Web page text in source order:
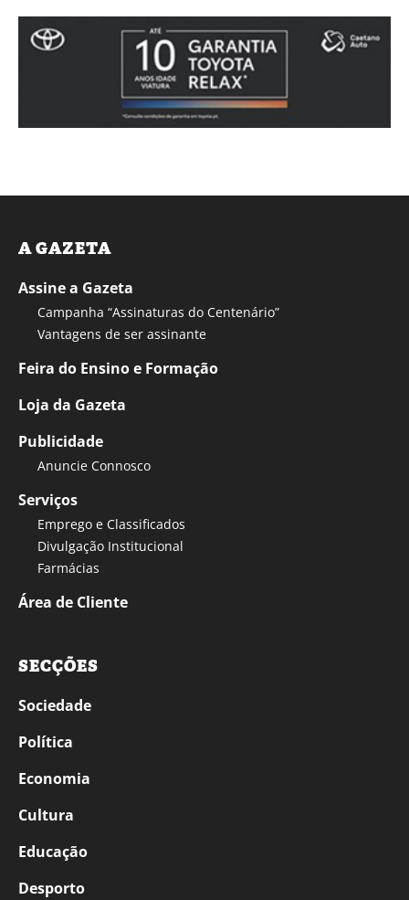
A GAZETA
Assine a Gazeta
Campanha “Assinaturas do Centenário”
Vantagens de ser assinante
Feira do Ensino e Formação
Loja da Gazeta
Publicidade
Anuncie Connosco
Serviços
Emprego e Classificados
Divulgação Institucional
Farmácias
Área de Cliente
SECÇÕES
Sociedade
Política
Economia
Cultura
Educação
Desporto